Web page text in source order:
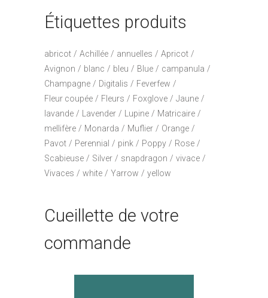
Étiquettes produits
abricot Achillée annuelles
Apricot
Avignon
blanc bleu Blue
campanula
Champagne
Digitalis
Feverfew
Fleur coupée
Fleurs Foxglove
Jaune
lavande
Lavender Lupine
Matricaire
mellifère
Monarda Muflier
Orange
Pavot
Perennial pink Poppy
Rose
Scabieuse
Silver snapdragon
vivace
Vivaces
white Yarrow yellow
Cueillette de votre
commande